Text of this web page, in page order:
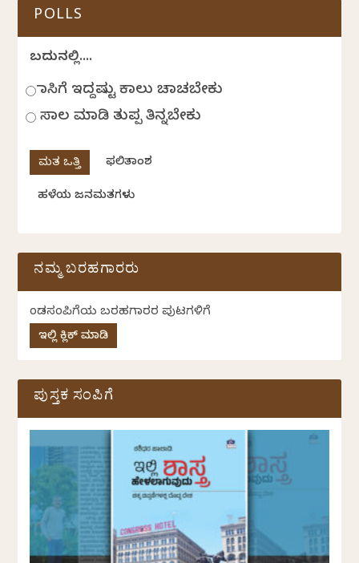
POLLS
ಬದುಕಿನಲ್ಲಿ....
ಹಾಸಿಗೆ ಇದ್ದಷ್ಟು ಕಾಲು ಚಾಚಬೇಕು
ಸಾಲ ಮಾಡಿ ತುಪ್ಪ ತಿನ್ನಬೇಕು
ಫಲಿತಾಂಶ
ಹಳೆಯ ಜನಮತಗಳು
ನಮ್ಮ ಬರಹಗಾರರು
ಕೆಂಡಸಂಪಿಗೆಯ ಬರಹಗಾರರ ಪುಟಗಳಿಗೆ
ಇಲ್ಲಿ ಕ್ಲಿಕ್ ಮಾಡಿ
ಪುಸ್ತಕ ಸಂಪಿಗೆ